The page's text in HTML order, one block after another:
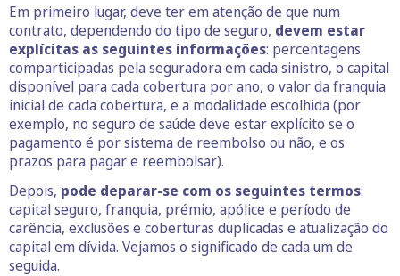
Em primeiro lugar, deve ter em atenção de que num
contrato, dependendo do tipo de seguro, devem estar
explícitas as seguintes informações: percentagens
comparticipadas pela seguradora em cada sinistro, o capital
disponível para cada cobertura por ano, o valor da franquia
inicial de cada cobertura, e a modalidade escolhida (por
exemplo, no seguro de saúde deve estar explícito se o
pagamento é por sistema de reembolso ou não, e os
prazos para pagar e reembolsar).
Depois, pode deparar-se com os seguintes termos:
capital seguro, franquia, prémio, apólice e período de
carência, exclusões e coberturas duplicadas e atualização do
capital em dívida. Vejamos o significado de cada um de
seguida.